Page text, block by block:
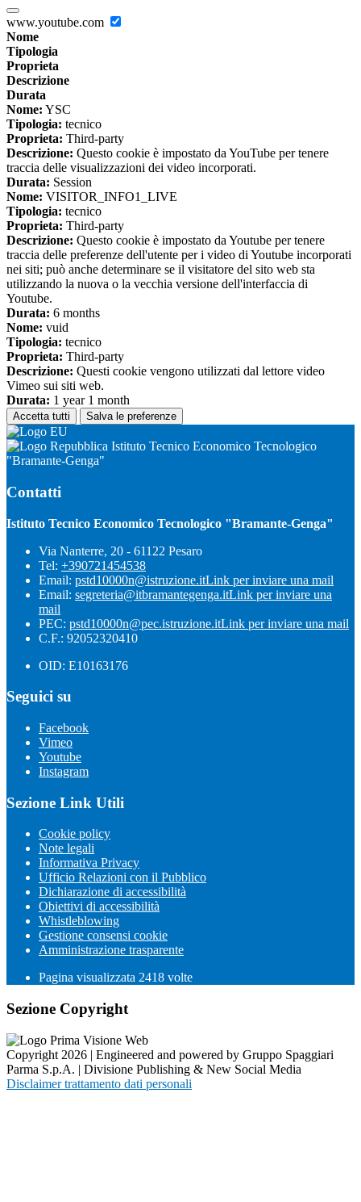
www.youtube.com
Nome
Tipologia
Proprieta
Descrizione
Durata
Nome: YSC
Tipologia: tecnico
Proprieta: Third-party
Descrizione: Questo cookie è impostato da YouTube per tenere
traccia delle visualizzazioni dei video incorporati.
Durata: Session
Nome: VISITOR_INFO1_LIVE
Tipologia: tecnico
Proprieta: Third-party
Descrizione: Questo cookie è impostato da Youtube per tenere
traccia delle preferenze dell'utente per i video di Youtube incorporati
nei siti; può anche determinare se il visitatore del sito web sta
utilizzando la nuova o la vecchia versione dell'interfaccia di
Youtube.
Durata: 6 months
Nome: vuid
Tipologia: tecnico
Proprieta: Third-party
Descrizione: Questi cookie vengono utilizzati dal lettore video
Vimeo sui siti web.
Durata: 1 year 1 month
Accetta tutti Salva le preferenze
Istituto Tecnico Economico Tecnologico
"Bramante-Genga"
Contatti
Istituto Tecnico Economico Tecnologico "Bramante-Genga"
Via Nanterre, 20 - 61122 Pesaro
Tel: +390721454538
Email: pstd10000n@istruzione.itLink per inviare una mail
Email: segreteria@itbramantegenga.itLink per inviare una
mail
PEC: pstd10000n@pec.istruzione.itLink per inviare una mail
C.F.: 92052320410
OID: E10163176
Seguici su
Facebook
Vimeo
Youtube
Instagram
Sezione Link Utili
Cookie policy
Note legali
Informativa Privacy
Ufficio Relazioni con il Pubblico
Dichiarazione di accessibilità
Obiettivi di accessibilità
Whistleblowing
Gestione consensi cookie
Amministrazione trasparente
Pagina visualizzata 2418 volte
Sezione Copyright
Copyright 2026 | Engineered and powered by Gruppo Spaggiari
Parma S.p.A. | Divisione Publishing & New Social Media
Disclaimer trattamento dati personali